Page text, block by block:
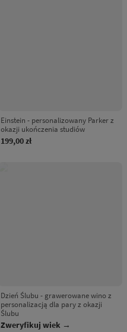
Einstein - personalizowany Parker z
okazji ukończenia studiów
199,00 zł
Dzień Ślubu - grawerowane wino z
personalizacją dla pary z okazji
Ślubu
Zweryfikuj wiek →